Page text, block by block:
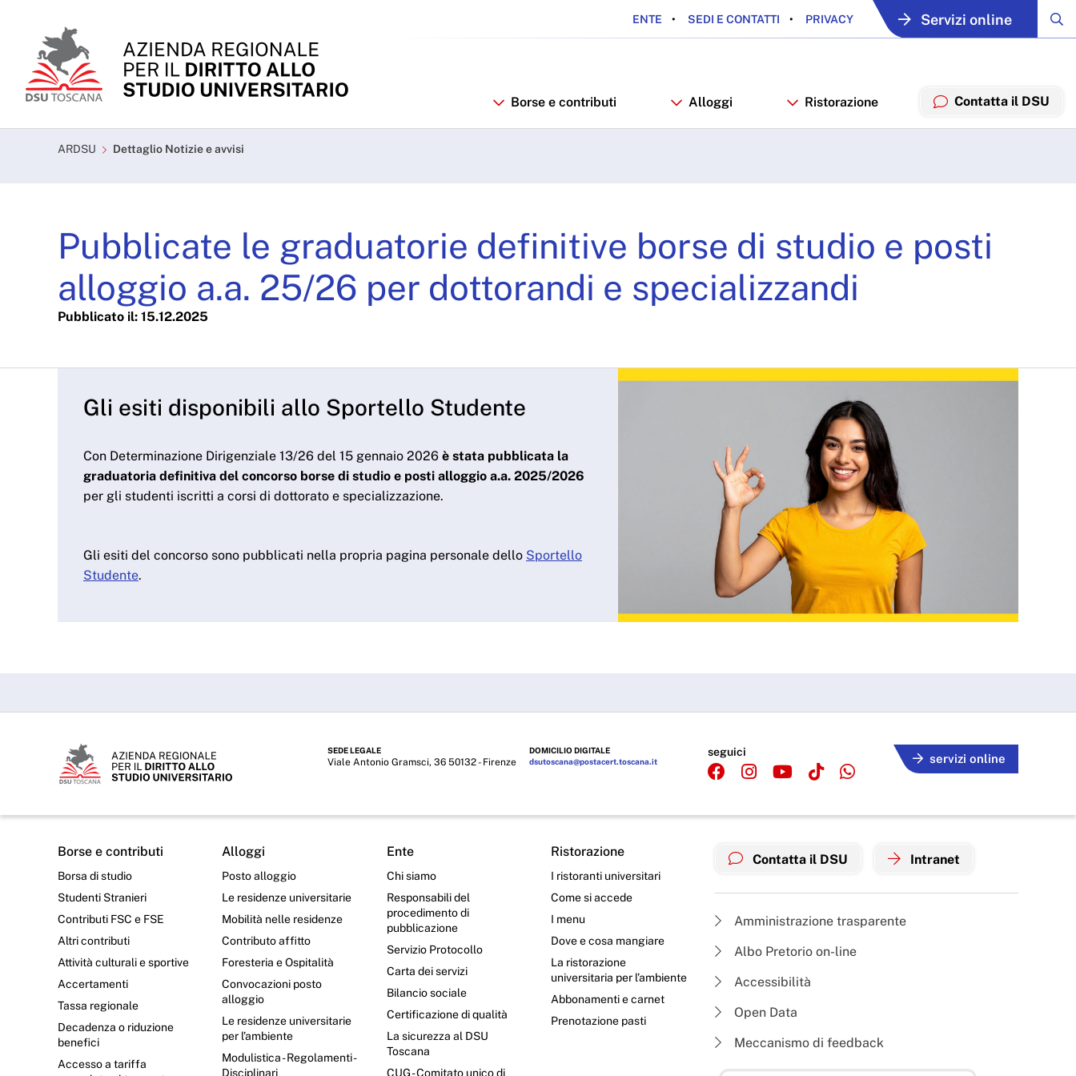
ENTE SEDI E CONTATTI PRIVACY Servizi online
Borse e contributi Alloggi Ristorazione Contatta il DSU
Pubblicate le graduatorie definitive borse di studio e posti alloggio a.a.
ARDSU Dettaglio Notizie e avvisi
Pubblicate le graduatorie definitive borse di studio e posti
alloggio a.a. 25/26 per dottorandi e specializzandi
Pubblicato il: 15.12.2025
Gli esiti disponibili allo Sportello Studente
Con Determinazione Dirigenziale 13/26 del 15 gennaio 2026 è stata pubblicata la
graduatoria definitiva del concorso borse di studio e posti alloggio a.a. 2025/2026
per gli studenti iscritti a corsi di dottorato e specializzazione.
Gli esiti del concorso sono pubblicati nella propria pagina personale dello Sportello
Studente.
SEDE LEGALE
Viale Antonio Gramsci, 36 50132 - Firenze
DOMICILIO DIGITALE
dsutoscana@postacert.toscana.it
seguici
servizi online
Borse e contributi
Borsa di studio
Studenti Stranieri
Contributi FSC e FSE
Altri contributi
Attività culturali e sportive
Accertamenti
Tassa regionale
Decadenza o riduzione
benefici
Accesso a tariffa
Alloggi
Posto alloggio
Le residenze universitarie
Mobilità nelle residenze
Contributo affitto
Foresteria e Ospitalità
Convocazioni posto
alloggio
Le residenze universitarie
per l’ambiente
Modulistica - Regolamenti -
Disciplinari
Ente
Chi siamo
Responsabili del
procedimento di
pubblicazione
Servizio Protocollo
Carta dei servizi
Bilancio sociale
Certificazione di qualità
La sicurezza al DSU
Toscana
CUG - Comitato unico di
Ristorazione
I ristoranti universitari
Come si accede
I menu
Dove e cosa mangiare
La ristorazione
universitaria per l’ambiente
Abbonamenti e carnet
Prenotazione pasti
Contatta il DSU Intranet
Amministrazione trasparente
Albo Pretorio on-line
Accessibilità
Open Data
Meccanismo di feedback